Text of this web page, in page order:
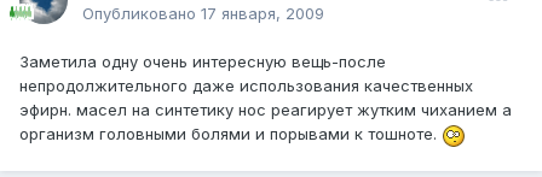
Опубликовано 17 января, 2009
Заметила одну очень интересную вещь-после
непродолжительного даже использования качественных
эфирн. масел на синтетику нос реагирует жутким чиханием а
организм головными болями и порывами к тошноте.